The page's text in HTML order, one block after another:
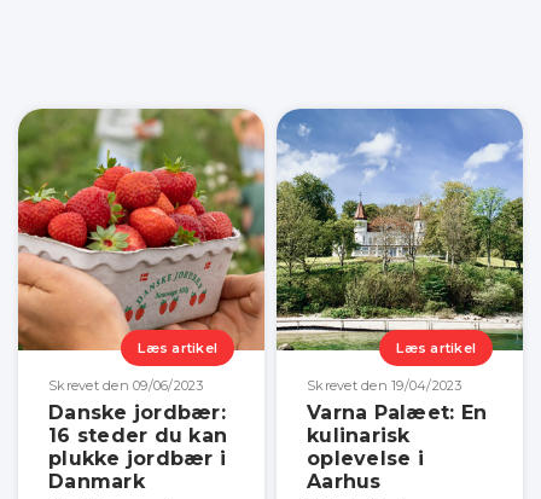
Læs artikel
Skrevet den 09/06/2023
Danske jordbær:
16 steder du kan
plukke jordbær i
Danmark
Læs artikel
Skrevet den 19/04/2023
Varna Palæet: En
kulinarisk
oplevelse i
Aarhus